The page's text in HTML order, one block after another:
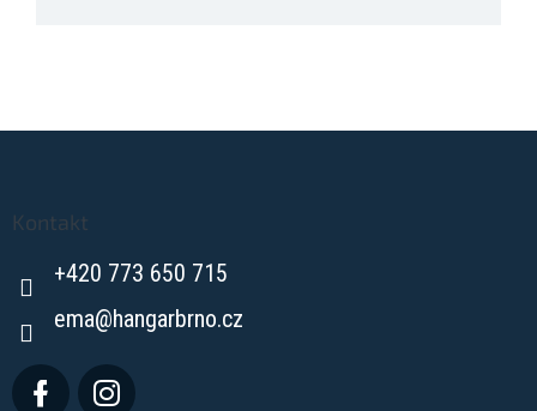
Kontakt
+420 773 650 715
ema@hangarbrno.cz